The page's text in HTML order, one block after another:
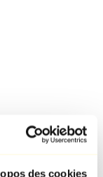
des cookies